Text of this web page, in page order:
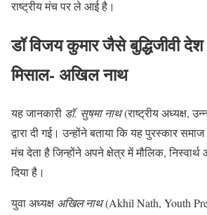
राष्ट्रीय मंच पर ले आई है।
डॉ विजय कुमार जैसे बुद्धिजीवी
मिसाल- अखिल नाथ
यह जानकारी डॉ. सुषमा नाथ(राष्ट्रीय अध्यक्ष,
द्वारा दी गई। उन्होंने बताया कि यह पुरस्कार
मंच देता है जिन्होंने अपने क्षेत्र में मौलिक, निस्वार्थ
दिया है।
युवा अध्यक्ष अखिल नाथ(Akhil Nath, Youth